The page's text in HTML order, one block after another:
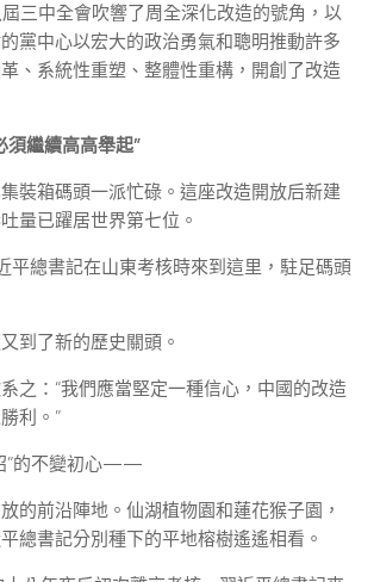
三中全會吹響了周全深化改造的號角，以
黨中心以宏大的政治勇氣和聰明推動許多
、系統性重塑、整體性重構，開創了改造
須繼續高高舉起”
裝箱碼頭一派忙碌。這座改造開放后新建
量已躍居世界第七位。
平總書記在山東考核時來到這里，駐足碼頭
到了新的歷史關頭。
之：“我們應當堅定一種信心，中國的改造
利。”
”的不變初心——
的前沿陣地。仙湖植物園和蓮花猴子園，
總書記分別種下的平地榕樹遙遙相看。